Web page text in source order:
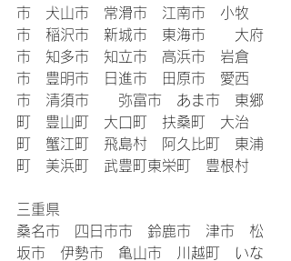
市　犬山市　常滑市　江南市　小牧
市　稲沢市　新城市　東海市　　大府
市　知多市　知立市　高浜市　岩倉
市　豊明市　日進市　田原市　愛西
市　清須市　　弥富市　あま市　東郷
町　豊山町　大口町　扶桑町　大治
町　蟹江町　飛島村　阿久比町　東浦
町　美浜町　武豊町東栄町　豊根村
三重県
桑名市　四日市市　鈴鹿市　津市　松
坂市　伊勢市　亀山市　川越町　いな